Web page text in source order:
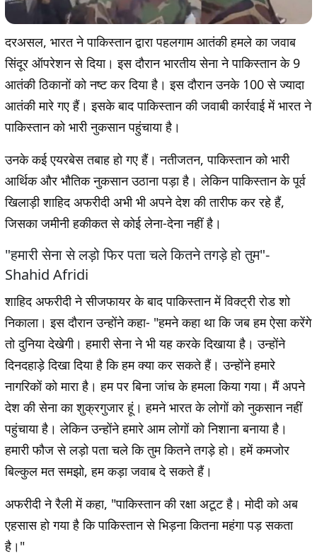
दरअसल, भारत ने पाकिस्तान द्वारा पहलगाम आतंकी हमले का जवाब
सिंदूर ऑपरेशन से दिया। इस दौरान भारतीय सेना ने पाकिस्तान के 9
आतंकी ठिकानों को नष्ट कर दिया है। इस दौरान उनके 100 से ज्यादा
आतंकी मारे गए हैं। इसके बाद पाकिस्तान की जवाबी कार्रवाई में भारत ने
पाकिस्तान को भारी नुकसान पहुंचाया है।
उनके कई एयरबेस तबाह हो गए हैं। नतीजतन, पाकिस्तान को भारी
आर्थिक और भौतिक नुकसान उठाना पड़ा है। लेकिन पाकिस्तान के पूर्व
खिलाड़ी शाहिद अफरीदी अभी भी अपने देश की तारीफ कर रहे हैं,
जिसका जमीनी हकीकत से कोई लेना-देना नहीं है।
"हमारी सेना से लड़ो फिर पता चले कितने तगड़े हो तुम"-
Shahid Afridi
शाहिद अफरीदी ने सीजफायर के बाद पाकिस्तान में विक्ट्री रोड शो
निकाला। इस दौरान उन्होंने कहा- "हमने कहा था कि जब हम ऐसा करेंगे
तो दुनिया देखेगी। हमारी सेना ने भी यह करके दिखाया है। उन्होंने
दिनदहाड़े दिखा दिया है कि हम क्या कर सकते हैं। उन्होंने हमारे
नागरिकों को मारा है। हम पर बिना जांच के हमला किया गया। मैं अपने
देश की सेना का शुक्रगुजार हूं। हमने भारत के लोगों को नुकसान नहीं
पहुंचाया है। लेकिन उन्होंने हमारे आम लोगों को निशाना बनाया है।
हमारी फौज से लड़ो पता चले कि तुम कितने तगड़े हो। हमें कमजोर
बिल्कुल मत समझो, हम कड़ा जवाब दे सकते हैं।
अफरीदी ने रैली में कहा, "पाकिस्तान की रक्षा अटूट है। मोदी को अब
एहसास हो गया है कि पाकिस्तान से भिड़ना कितना महंगा पड़ सकता
है । "